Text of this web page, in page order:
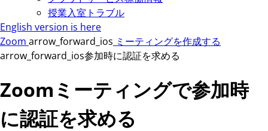
授業入室トラブル
English version is here
Zoom arrow_forward_ios ミーティングを作成する
arrow_forward_ios参加時に認証を求める
Zoomミーティングで参加時
に認証を求める